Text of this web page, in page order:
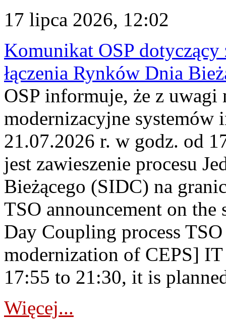
17 lipca 2026, 12:02
Komunikat OSP dotyczący
łączenia Rynków Dnia
OSP informuje, że z uwagi
modernizacyjne
21.07.2026 r. w godz. od
jest zawieszenie procesu
Bieżącego (SIDC) na
TSO announcement on
Day Coupling process
modernization of CEPS]
17:55 to 21:30, it is
Więcej...